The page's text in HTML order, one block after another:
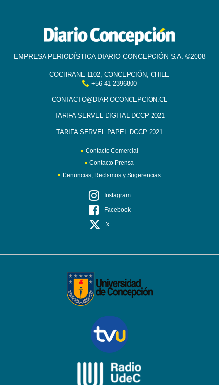
EMPRESA PERIODÍSTICA DIARIO CONCEPCIÓN S.A. ©2008
COCHRANE 1102, CONCEPCIÓN, CHILE
+56 41 2396800
CONTACTO@DIARIOCONCEPCION.CL
TARIFA SERVEL DIGITAL DCCP 2021
TARIFA SERVEL PAPEL DCCP 2021
Contacto Comercial
Contacto Prensa
Denuncias, Reclamos y Sugerencias
Instagram
Facebook
X